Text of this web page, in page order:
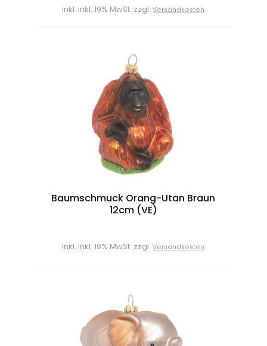
inkl. inkl. 19% MwSt. zzgl.Versandkosten
Baumschmuck Orang-Utan Braun
12cm (VE)
inkl. inkl. 19% MwSt. zzgl.Versandkosten